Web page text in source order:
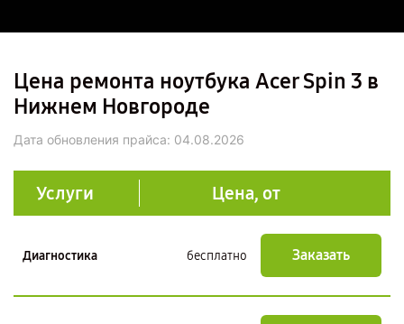
Цена ремонта ноутбука Acer Spin 3 в
Нижнем Новгороде
Дата обновления прайса: 04.08.2026
Услуги Цена, от
Диагностика бесплатно Заказать